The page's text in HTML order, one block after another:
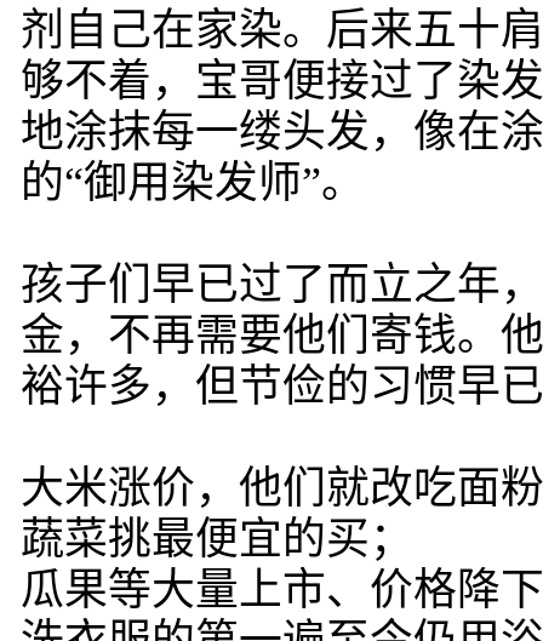
剂自己在家染。后来五十
够不着，宝哥便接过了染
地涂抹每一缕头发，像在
的“御用染发师”。
孩子们早已过了而立之年
金，不再需要他们寄钱。
裕许多，但节俭的习惯早
大米涨价，他们就改吃面
蔬菜挑最便宜的买；
瓜果等大量上市、价格降